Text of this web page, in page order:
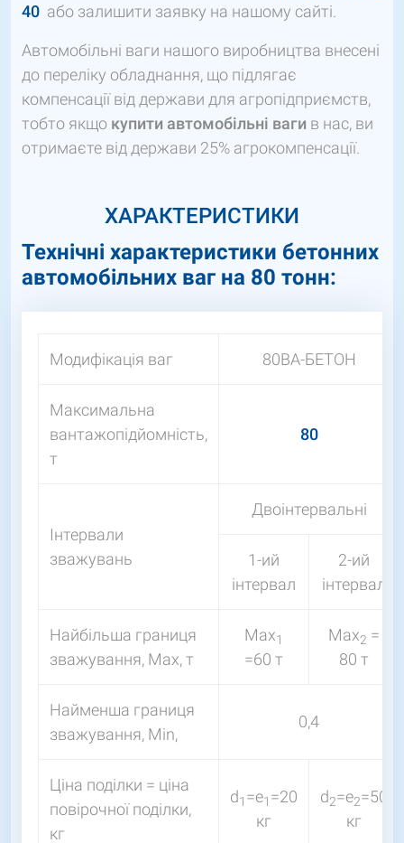
40 або залишити заявку на нашому сайті.
Автомобільні ваги нашого виробництва внесені
до переліку обладнання, що підлягає
компенсації від держави для агропідприємств,
тобто якщо купити автомобільні ваги в нас, ви
отримаєте від держави 25% агрокомпенсації.
ХАРАКТЕРИСТИКИ
Технічні характеристики бетонних
автомобільних ваг на 80 тонн:
Модифікація ваг 80ВА-БЕТОН
Максимальна
вантажопідйомність,
т
80
Інтервали
зважувань
Двоінтервальні
1-ий
інтервал
2-ий
інтервал
Найбільша границя
зважування, Мах, т
Мах1
=60 т
Мах2 =
80 т
Найменша границя
зважування, Мin,
0,4
Ціна поділки = ціна
повірочної поділки,
кг
d1 =e1 =20
кг
d2=e2=50
кг